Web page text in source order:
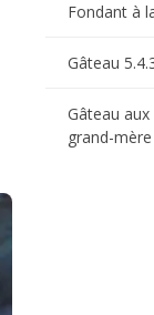
Fondant à
Gâteau
Gâteau
grand-mère